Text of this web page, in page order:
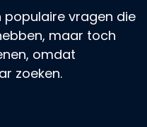
populaire vragen die
maar toch
omdat
zoeken.